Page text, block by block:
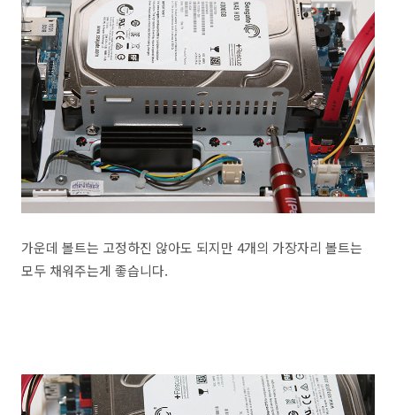
가운데 볼트는 고정하진 않아도 되지만 4개의 가장자리 볼트는
모두 채워주는게 좋습니다.